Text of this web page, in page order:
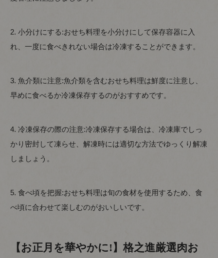
2. 小分けにする:おせち料理を小分けにして保存容器に入
れ、一度に食べきれない場合は冷凍することができます。
3. 魚介類に注意:魚介類を含むおせち料理は鮮度に注意し、
早めに食べるか冷凍保存するのがおすすめです。
4. 冷凍保存の際の注意:冷凍保存する場合は、冷凍庫でしっ
かり密封して凍らせ、解凍時には適切な方法でゆっくり解凍
しましょう。
5. 食べ頃を把握:おせち料理は旬の食材を使用するため、食
べ頃に合わせて楽しむのがおいしいです。
【お正月を華やかに!】格之進厳選肉お